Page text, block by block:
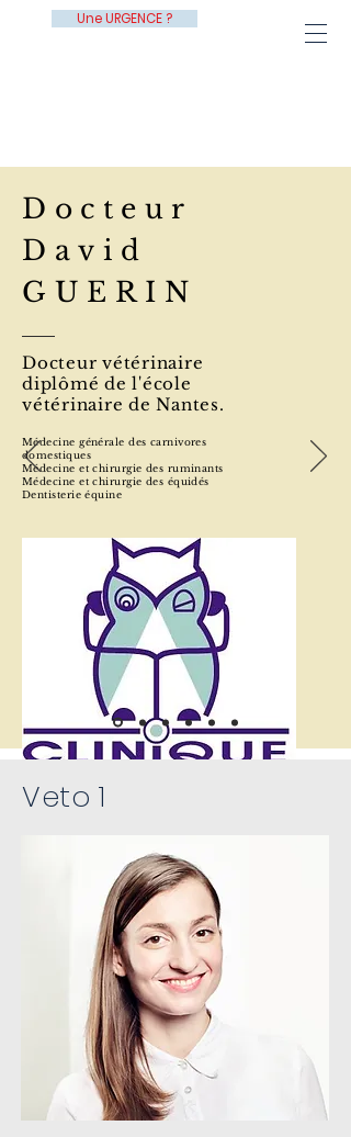
Une URGENCE ?
Docteur
David
GUERIN
Docteur vétérinaire
diplômé de l'école
vétérinaire de Nantes.
Médecine générale des carnivores
domestiques
Médecine et chirurgie des ruminants
Médecine et chirurgie des équidés
Dentisterie équine
David GUERIN
Veto 1